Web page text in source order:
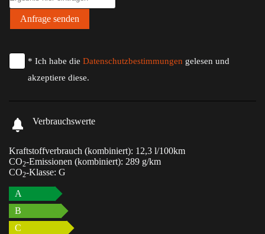
Anfrage senden
* Ich habe die Datenschutzbestimmungen gelesen und
akzeptiere diese.
Verbrauchswerte
Kraftstoffverbrauch (kombiniert): 12,3 l/100km
CO2-Emissionen (kombiniert): 289 g/km
CO2-Klasse: G
A
B
C